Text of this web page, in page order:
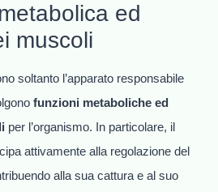
ed
muscoli
soltanto l’apparato responsabile
funzioni metaboliche ed
per l’organismo. In particolare, il
attivamente alla regolazione del
alla sua cattura e al suo